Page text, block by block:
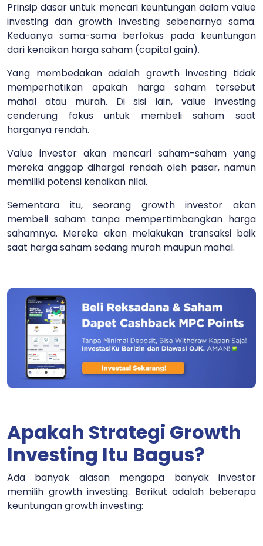
Prinsip dasar untuk mencari keuntungan dalam value
investing dan growth investing sebenarnya sama.
Keduanya sama-sama berfokus pada keuntungan
dari kenaikan harga saham (capital gain).
Yang membedakan adalah growth investing tidak
memperhatikan apakah harga saham tersebut
mahal atau murah. Di sisi lain, value investing
cenderung fokus untuk membeli saham saat
harganya rendah.
Value investor akan mencari saham-saham yang
mereka anggap dihargai rendah oleh pasar, namun
memiliki potensi kenaikan nilai.
Sementara itu, seorang growth investor akan
membeli saham tanpa mempertimbangkan harga
sahamnya. Mereka akan melakukan transaksi baik
saat harga saham sedang murah maupun mahal.
Apakah Strategi Growth
Investing Itu Bagus?
Ada banyak alasan mengapa banyak investor
memilih growth investing. Berikut adalah beberapa
keuntungan growth investing: